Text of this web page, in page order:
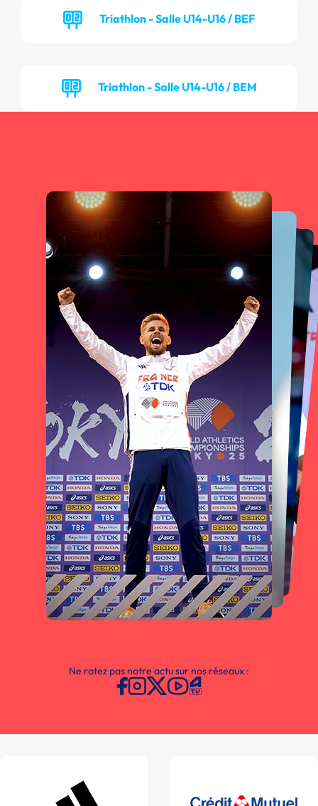
Triathlon - Salle U14-U16 / BEF
Triathlon - Salle U14-U16 / BEM
Ne ratez pas notre actu sur nos réseaux :